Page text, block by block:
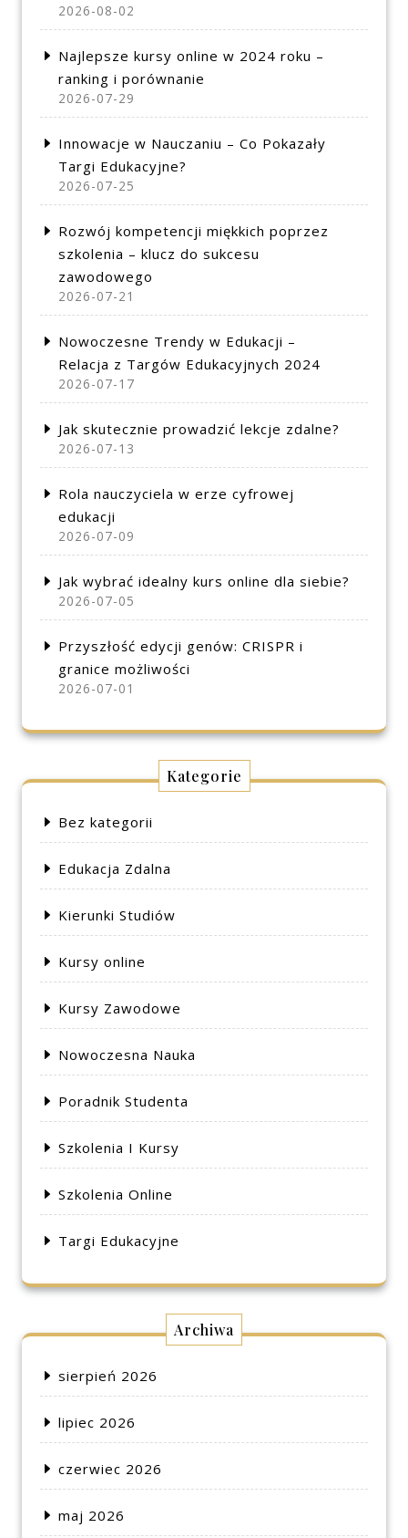
2026-08-02
Najlepsze kursy online w 2024 roku –
ranking i porównanie
2026-07-29
Innowacje w Nauczaniu – Co Pokazały
Targi Edukacyjne?
2026-07-25
Rozwój kompetencji miękkich poprzez
szkolenia – klucz do sukcesu
zawodowego
2026-07-21
Nowoczesne Trendy w Edukacji –
Relacja z Targów Edukacyjnych 2024
2026-07-17
Jak skutecznie prowadzić lekcje zdalne?
2026-07-13
Rola nauczyciela w erze cyfrowej
edukacji
2026-07-09
Jak wybrać idealny kurs online dla siebie?
2026-07-05
Przyszłość edycji genów: CRISPR i
granice możliwości
2026-07-01
Kategorie
Bez kategorii
Edukacja Zdalna
Kierunki Studiów
Kursy online
Kursy Zawodowe
Nowoczesna Nauka
Poradnik Studenta
Szkolenia I Kursy
Szkolenia Online
Targi Edukacyjne
Archiwa
sierpień 2026
lipiec 2026
czerwiec 2026
maj 2026